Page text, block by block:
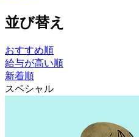
並び替え
おすすめ順
給与が高い順
新着順
スペシャル